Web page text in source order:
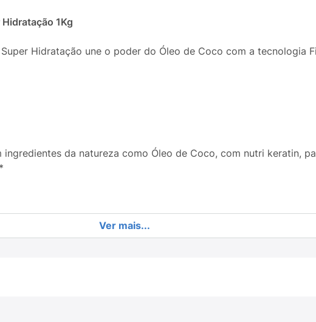
1Kg
Hidratação une o poder do Óleo de Coco com a tecnologia
da natureza como Óleo de Coco, com nutri keratin,
Ver mais...